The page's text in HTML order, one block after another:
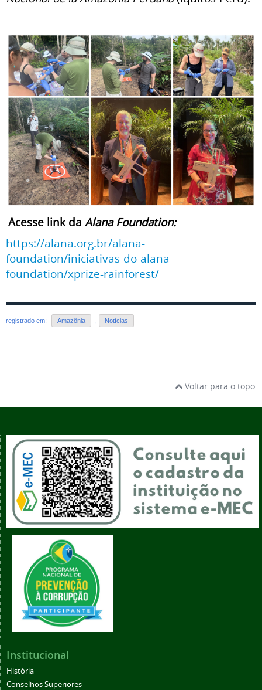
Acesse link da Alana Foundation:
https://alana.org.br/alana-
foundation/iniciativas-do-alana-
foundation/xprize-rainforest/
registrado em: Amazônia Notícias
Voltar para o topo
Institucional
História
Conselhos Superiores